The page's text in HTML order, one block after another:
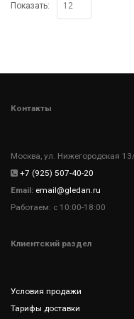
Показать:
Контакты
Москва, ул. Нижегородская
+7 (925) 507-40-20
Email: email@gledan.ru
Работаем: с 10:00-18:00
Клиентский раздел
Условия продажи
Тарифы доставки